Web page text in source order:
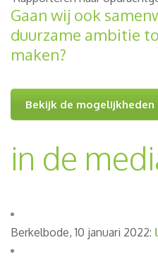
Gaan wij ook
duurzame ambitie
maken?
Bekijk de mogelijkheden
in de
Berkelbode, 10 januari 2022: